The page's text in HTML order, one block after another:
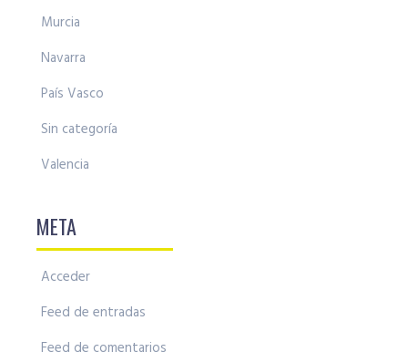
Murcia
Navarra
País Vasco
Sin categoría
Valencia
META
Acceder
Feed de entradas
Feed de comentarios